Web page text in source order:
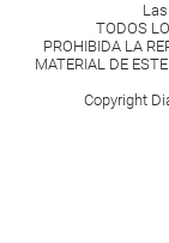
TODOS
PROHIBIDA LA
MATERIAL DE
Copyright